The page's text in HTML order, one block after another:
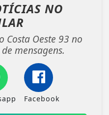
NO
Costa Oeste 93 no
mensagens.
Facebook